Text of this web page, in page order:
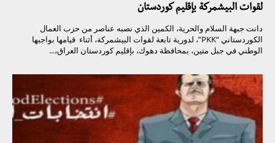
لقوات البيشمركة بإقليم كوردستان
دانت جبهة السلام والحرية، الكمين الذي نصبه عناصر من حزب العمال
الكوردستاني “PKK”، لدورية تابعة لقوات البيشمركة، أثناء قيامها بواجبها
الوطني في جبل متين، بمحافظة دهوك، بإقليم كوردستان العراق،...